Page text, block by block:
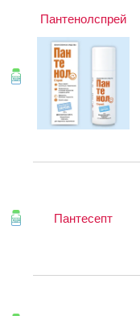
Пантенолспрей
Пантесепт